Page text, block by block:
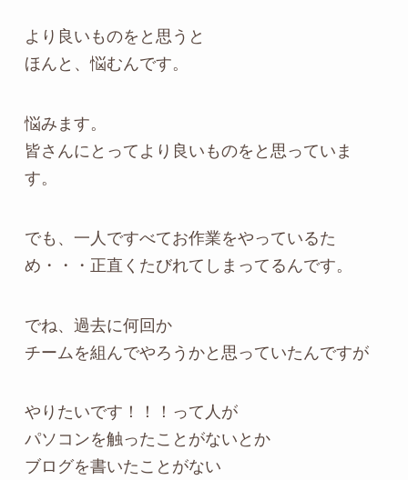
より良いものをと思うと
ほんと、悩むんです。
悩みます。
皆さんにとってより良いものをと思っていま
す。
でも、一人ですべてお作業をやっているた
め・・・正直くたびれてしまってるんです。
でね、過去に何回か
チームを組んでやろうかと思っていたんですが
やりたいです！！！って人が
パソコンを触ったことがないとか
ブログを書いたことがない